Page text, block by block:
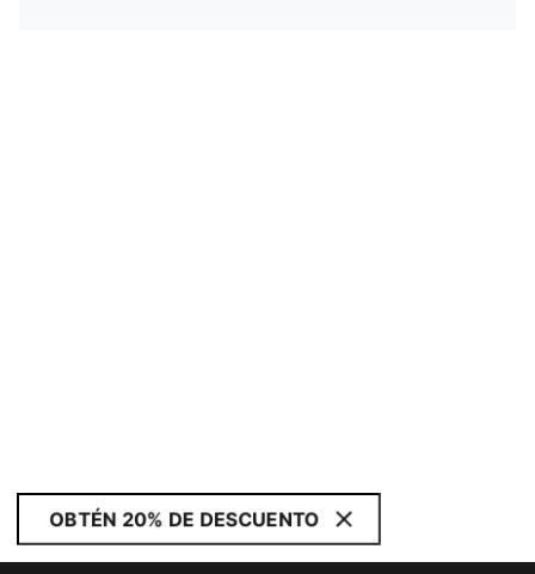
OBTÉN 20% DE DESCUENTO